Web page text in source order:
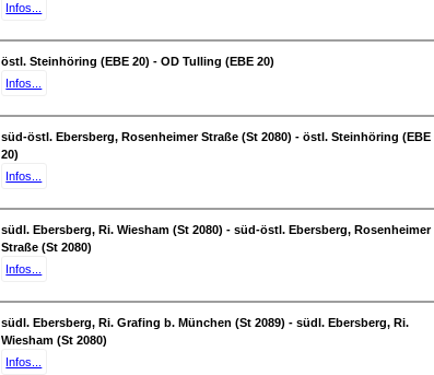
Infos...
östl. Steinhöring (EBE 20) - OD Tulling (EBE 20)
Infos...
süd-östl. Ebersberg, Rosenheimer Straße (St 2080) - östl. Steinhöring (EBE
20)
Infos...
südl. Ebersberg, Ri. Wiesham (St 2080) - süd-östl. Ebersberg, Rosenheimer
Straße (St 2080)
Infos...
südl. Ebersberg, Ri. Grafing b. München (St 2089) - südl. Ebersberg, Ri.
Wiesham (St 2080)
Infos...